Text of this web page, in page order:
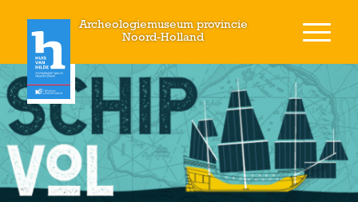
Archeologiemuseum provincie
Noord-Holland